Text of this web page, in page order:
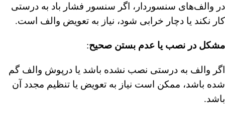
در والف‌های سنسوردار، اگر سنسور فشار باد به درستی
کار نکند یا دچار خرابی شود، نیاز به تعویض والف است.
مشکل در نصب یا عدم بستن صحیح:
اگر والف به درستی نصب نشده باشد یا درپوش والف گم
شده باشد، ممکن است نیاز به تعویض یا تنظیم مجدد آن
باشد.